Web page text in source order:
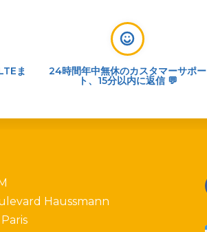
ま 24時間年中無休のカスタマーサポー
ト、15分以内に返信 💬
Haussmann